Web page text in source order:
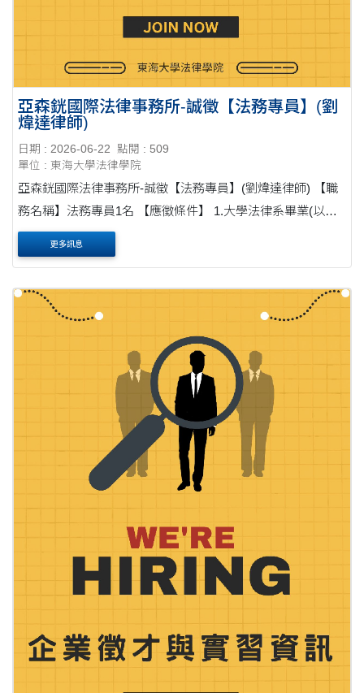
亞森銧國際法律事務所-誠徵【法務專員】(劉
煒達律師)
日期 : 2026-06-22
點閱 : 509
單位 : 東海大學法律學院
亞森銧國際法律事務所-誠徵【法務專員】(劉煒達律師) 【職
務名稱】法務專員1名 【應徵條件】 1.大學法律系畢業(以
上)。 2.心思細膩，情緒穩定，善於溝通。 3.擅長契約、書狀
更多訊息